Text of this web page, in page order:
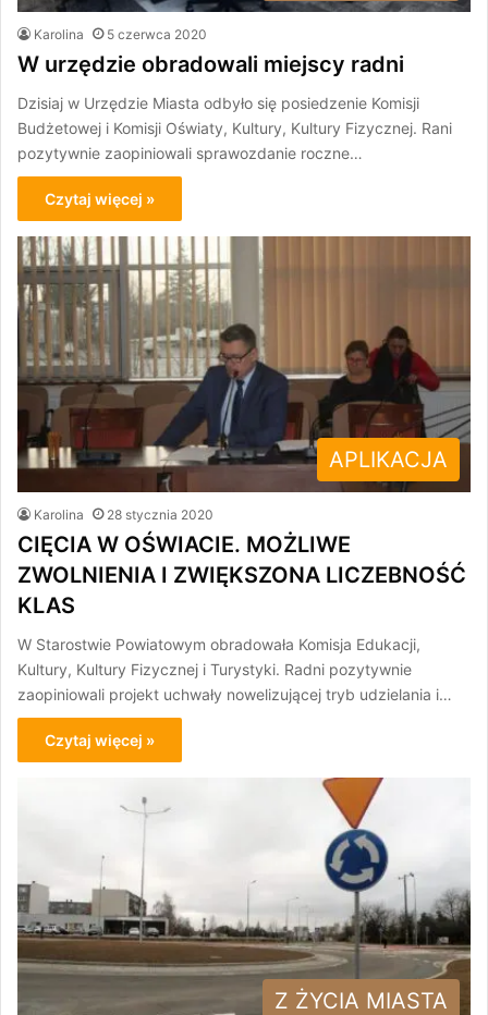
Karolina 5 czerwca 2020
W urzędzie obradowali miejscy radni
Dzisiaj w Urzędzie Miasta odbyło się posiedzenie Komisji
Budżetowej i Komisji Oświaty, Kultury, Kultury Fizycznej. Rani
pozytywnie zaopiniowali sprawozdanie roczne…
Czytaj więcej »
APLIKACJA
Karolina 28 stycznia 2020
CIĘCIA W OŚWIACIE. MOŻLIWE
ZWOLNIENIA I ZWIĘKSZONA LICZEBNOŚĆ
KLAS
W Starostwie Powiatowym obradowała Komisja Edukacji,
Kultury, Kultury Fizycznej i Turystyki. Radni pozytywnie
zaopiniowali projekt uchwały nowelizującej tryb udzielania i…
Czytaj więcej »
Z ŻYCIA MIASTA